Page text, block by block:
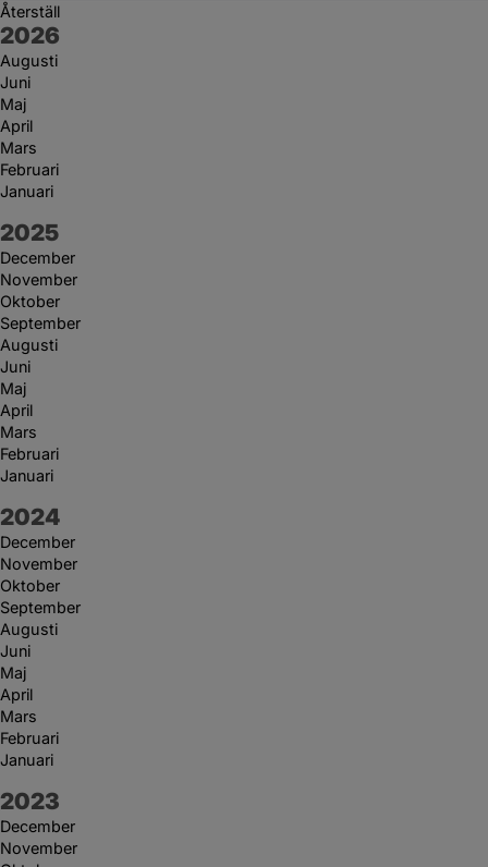
Återställ
År:
2026
Augusti
Juni
Maj
April
Mars
Februari
Januari
År:
2025
December
November
Oktober
September
Augusti
Juni
Maj
April
Mars
Februari
Januari
År:
2024
December
November
Oktober
September
Augusti
Juni
Maj
April
Mars
Februari
Januari
År:
2023
December
November